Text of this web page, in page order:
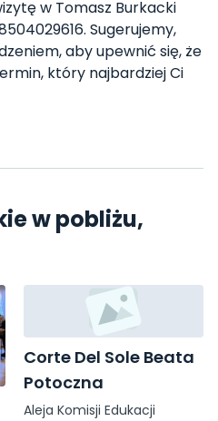
w Tomasz Burkacki
Sugerujemy,
aby upewnić się, że
który najbardziej Ci
w pobliżu,
Corte Del Sole Beata
Potoczna
Aleja Komisji Edukacji